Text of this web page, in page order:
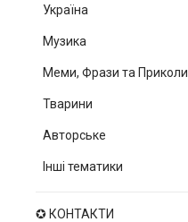
Україна
Музика
Меми, Фрази та Приколи
Тварини
Авторське
Інші тематики
✪ КОНТАКТИ